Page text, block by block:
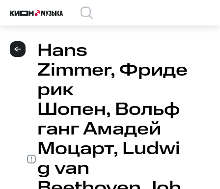
Hans
Zimmer, Фриде
рик
Шопен, Вольф
ганг Амадей
Моцарт, Ludwi
g van